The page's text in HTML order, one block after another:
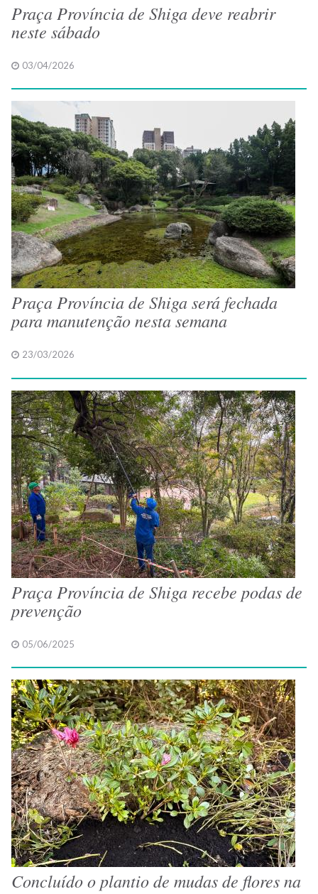
Praça Província de Shiga deve reabrir
neste sábado
03/04/2026
Praça Província de Shiga será fechada
para manutenção nesta semana
23/03/2026
Praça Província de Shiga recebe podas de
prevenção
05/06/2025
Concluído o plantio de mudas de flores na